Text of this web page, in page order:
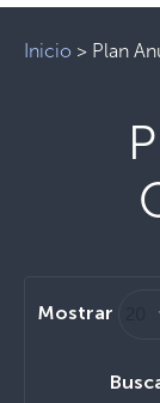
Inicio > Plan
Mostrar